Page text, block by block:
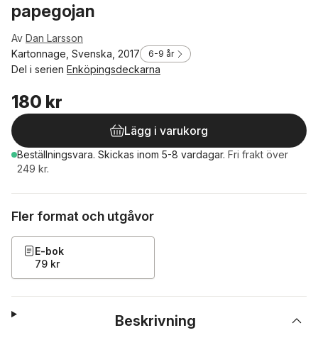
papegojan
Av Dan Larsson
Kartonnage, Svenska, 2017
6-9 år
Del i serien Enköpingsdeckarna
180 kr
Lägg i varukorg
Beställningsvara. Skickas inom 5-8 vardagar. Fri frakt över
249 kr.
Fler format och utgåvor
E-bok
79 kr
Beskrivning